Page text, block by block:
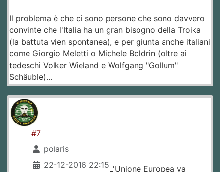
Il problema è che ci sono persone che sono davvero
convinte che l'Italia ha un gran bisogno della Troika
(la battuta vien spontanea), e per giunta anche italiani
come Giorgio Meletti o Michele Boldrin (oltre ai
tedeschi Volker Wieland e Wolfgang "Gollum"
Schäuble)...
#7
polaris
22-12-2016 22:15L'Unione Europea va